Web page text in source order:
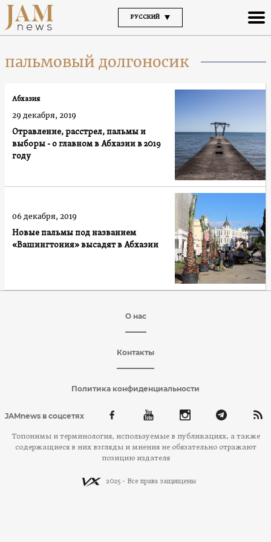
РУССКИЙ
пальмовый долгоносик
Отравление, расстрел, пальмы и
выборы - о главном в Абхазии в 2019
году
Абхазия
29 декабря, 2019
Новые пальмы под названием
«Вашингтония» высадят в Абхазии
06 декабря, 2019
О нас
Контакты
Политика конфиденциальности
JAMnews в соцсетях
Топонимы и терминология, используемые в публикациях, а также
содержащиеся в них взгляды и мнения не обязательно отражают
позицию издателя
2025 - Все права защищены